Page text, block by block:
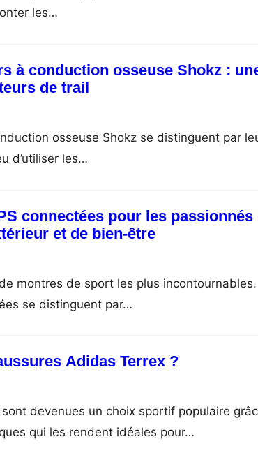
les…
à conduction osseuse Shokz :
de trail
osseuse Shokz se distinguent par
d’utiliser les…
connectées pour les passionnés
et de bien-être
montres de sport les plus incontournables.
se distinguent par…
Adidas Terrex ?
devenues un choix sportif populaire
qui les rendent idéales pour…